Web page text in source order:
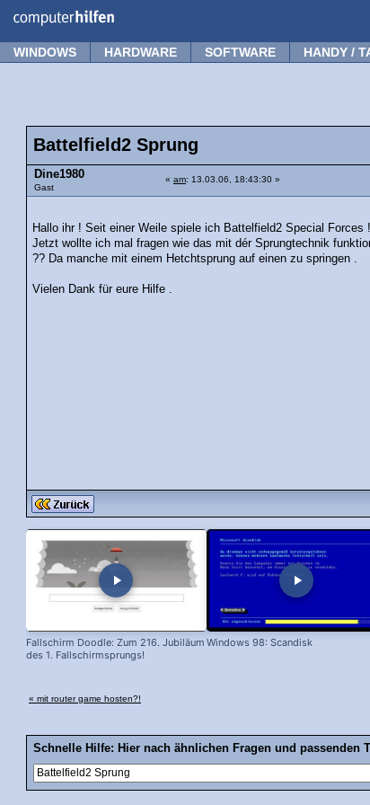
WINDOWS HARDWARE SOFTWARE HANDY /
Battelfield2 Sprung
Dine1980
Gast
« am: 13.03.06, 18:43:30 »
Hallo ihr ! Seit einer Weile spiele ich Battelfield2 Special Forces !
Jetzt wollte ich mal fragen wie das mit dér Sprungtechnik
?? Da manche mit einem Hetchtsprung auf einen zu springen .
Vielen Dank für eure Hilfe .
Fallschirm Doodle: Zum 216. Jubiläum
des 1. Fallschirmsprungs!
Windows 98: Scandisk
« mit router game hosten?!
Schnelle Hilfe: Hier nach ähnlichen Fragen und passenden